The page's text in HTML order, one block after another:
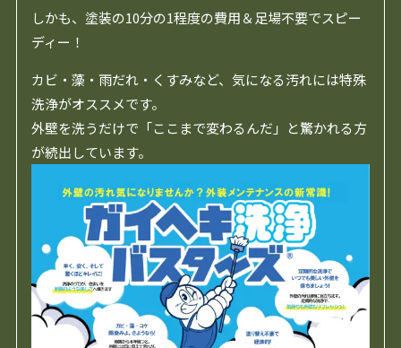
しかも、塗装の10分の1程度の費用＆足場不要でスピー
ディー！
カビ・藻・雨だれ・くすみなど、気になる汚れには特殊
洗浄がオススメです。
外壁を洗うだけで「ここまで変わるんだ」と驚かれる方
が続出しています。